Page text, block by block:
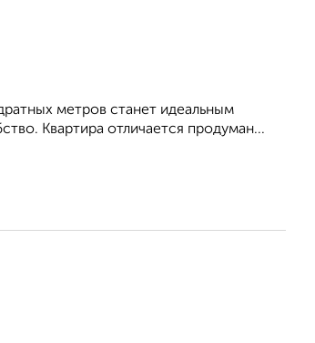
метров станет идеальным
Квартира отличается продуман...